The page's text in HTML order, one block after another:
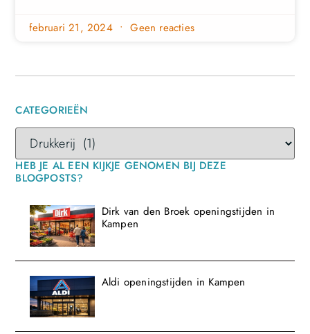
februari 21, 2024 Geen reacties
CATEGORIEËN
HEB JE AL EEN KIJKJE GENOMEN BIJ DEZE
BLOGPOSTS?
Dirk van den Broek openingstijden in
Kampen
Aldi openingstijden in Kampen